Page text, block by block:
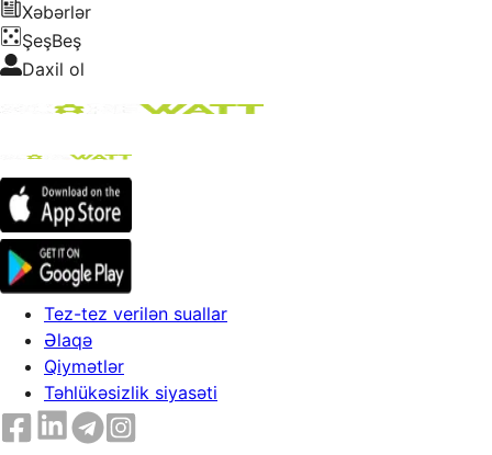
Xəbərlər
ŞeşBeş
Daxil ol
Tez-tez verilən suallar
Əlaqə
Qiymətlər
Təhlükəsizlik siyasəti